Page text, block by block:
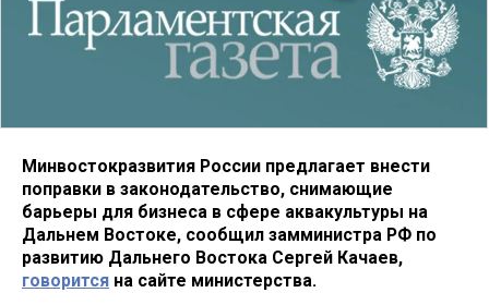
Минвостокразвития России предлагает внести
поправки в законодательство, снимающие
барьеры для бизнеса в сфере аквакультуры на
Дальнем Востоке, сообщил замминистра РФ по
развитию Дальнего Востока Сергей Качаев,
говорится на сайте министерства.